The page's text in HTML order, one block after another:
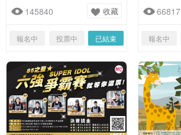
145840 收藏
報名中 投票中 已結束
66817
報名中